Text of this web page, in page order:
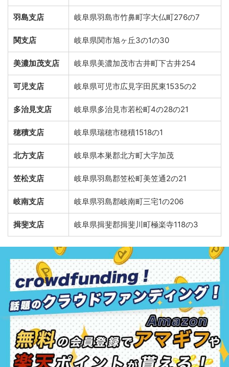
羽島支店 岐阜県羽島市竹鼻町字大仏町276の7
関支店 岐阜県関市旭ヶ丘3の1の30
美濃加茂支店 岐阜県美濃加茂市古井町下古井254
可児支店 岐阜県可児市広見字田尻東1535の2
多治見支店 岐阜県多治見市若松町4の28の21
穂積支店 岐阜県瑞穂市穂積1518の1
北方支店 岐阜県本巣郡北方町大字加茂
笠松支店 岐阜県羽島郡笠松町美笠通2の21
岐南支店 岐阜県羽島郡岐南町三宅1の206
揖斐支店 岐阜県揖斐郡揖斐川町極楽寺118の3